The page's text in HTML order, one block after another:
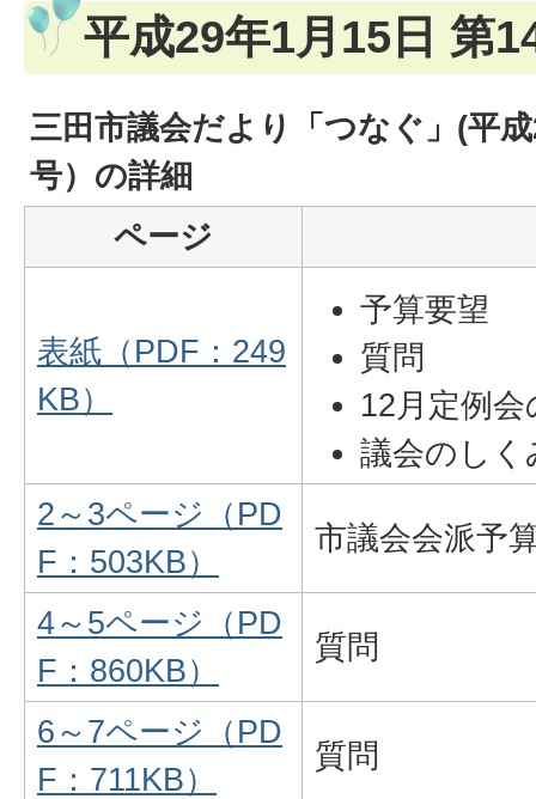
平成29年1月15日 第
三田市議会だより「つなぐ」(平
号）の詳細
ページ
表紙（PDF：249
KB）
予算要望
質問
12月定例会
議会のしく
2～3ページ（PD
F：503KB）
市議会会派予
4～5ページ（PD
F：860KB）
質問
6～7ページ（PD
F：711KB）
質問